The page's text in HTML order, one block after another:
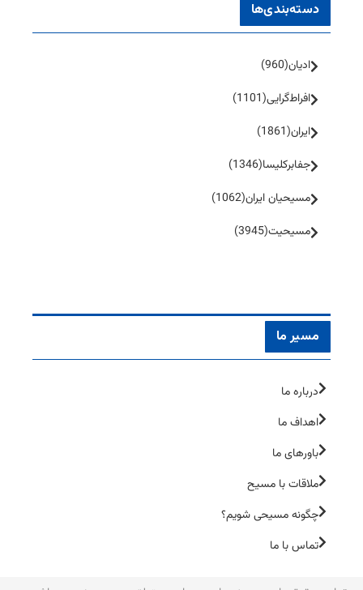
دسته‌بندی‌ها
ادیان(960)
افراط‌گرایی(1101)
ایران(1861)
جفا‌بر‌کلیسا(1346)
مسیحیان ایران(1062)
مسیحیت(3945)
مسیر ما
درباره ما
اهداف ما
باورهای ما
ملاقات با مسیح
چگونه مسیحی شویم؟
تماس با ما